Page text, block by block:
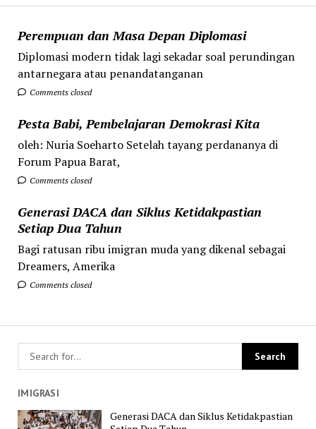
Perempuan dan Masa Depan Diplomasi
Diplomasi modern tidak lagi sekadar soal perundingan
antarnegara atau penandatanganan
Comments closed
Pesta Babi, Pembelajaran Demokrasi Kita
oleh: Nuria Soeharto Setelah tayang perdananya di
Forum Papua Barat,
Comments closed
Generasi DACA dan Siklus Ketidakpastian
Setiap Dua Tahun
Bagi ratusan ribu imigran muda yang dikenal sebagai
Dreamers, Amerika
Comments closed
IMIGRASI
Generasi DACA dan Siklus Ketidakpastian